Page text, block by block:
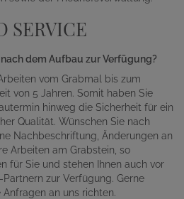
SERVICE
dem Aufbau zur Verfügung?
vom Grabmal bis zum
von 5 Jahren. Somit haben Sie
hinweg die Sicherheit für ein
Qualität. Wünschen Sie nach
Nachbeschriftung, Änderungen an
Arbeiten am Grabstein, so
für Sie und stehen Ihnen auch vor
zur Verfügung. Gerne
an uns richten.